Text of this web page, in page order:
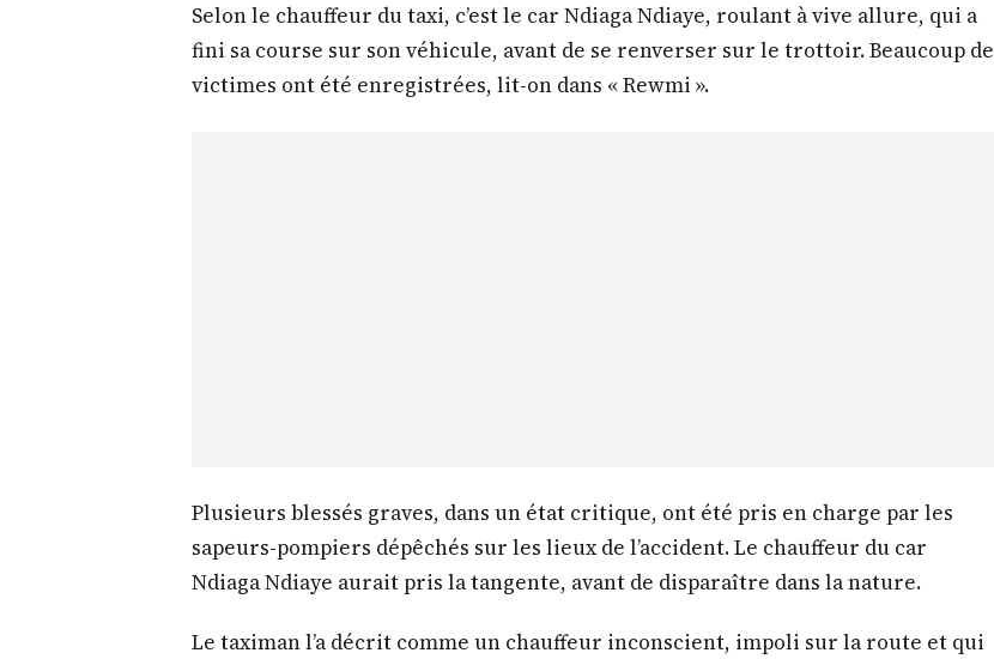
Selon le chauffeur du taxi, c’est le car Ndiaga Ndiaye, roulant à vive allure, qui a
fini sa course sur son véhicule, avant de se renverser sur le trottoir. Beaucoup de
victimes ont été enregistrées, lit-on dans « Rewmi ».
Plusieurs blessés graves, dans un état critique, ont été pris en charge par les
sapeurs-pompiers dépêchés sur les lieux de l’accident. Le chauffeur du car
Ndiaga Ndiaye aurait pris la tangente, avant de disparaître dans la nature.
Le taximan l’a décrit comme un chauffeur inconscient, impoli sur la route et qui